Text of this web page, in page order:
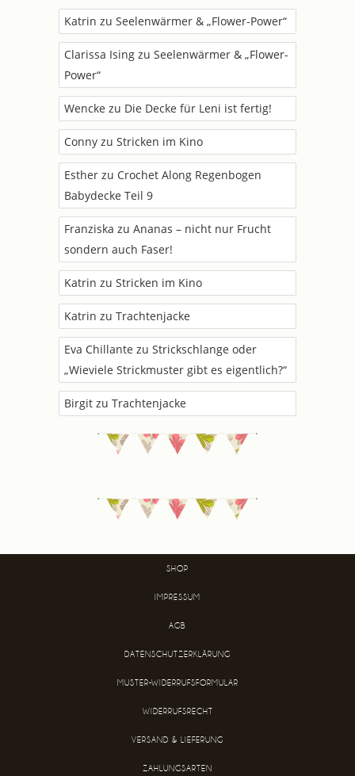
Katrin zu Seelenwärmer & „Flower-Power“
Clarissa Ising zu Seelenwärmer & „Flower-
Power“
Wencke zu Die Decke für Leni ist fertig!
Conny zu Stricken im Kino
Esther zu Crochet Along Regenbogen
Babydecke Teil 9
Franziska zu Ananas – nicht nur Frucht
sondern auch Faser!
Katrin zu Stricken im Kino
Katrin zu Trachtenjacke
Eva Chillante zu Strickschlange oder
„Wieviele Strickmuster gibt es eigentlich?“
Birgit zu Trachtenjacke
SHOP
IMPRESSUM
AGB
DATENSCHUTZERKLÄRUNG
MUSTER-WIDERRUFSFORMULAR
WIDERRUFSRECHT
VERSAND & LIEFERUNG
ZAHLUNGSARTEN